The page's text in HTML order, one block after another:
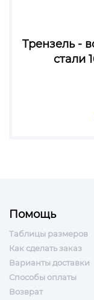
Tрензель -
стали
Помощь
Таблицы размеров
Как сделать заказ
Варианты доставки
Способы оплаты
Возврат